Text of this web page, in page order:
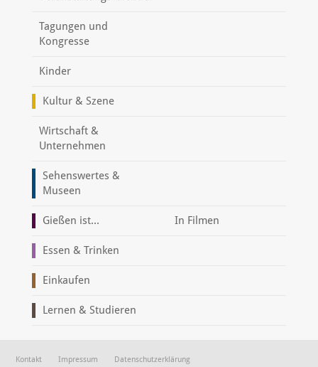
Tagungen und
Kongresse
Kinder
Kultur & Szene
Wirtschaft &
Unternehmen
Sehenswertes &
Museen
Gießen ist... In Filmen
Essen & Trinken
Einkaufen
Lernen & Studieren
Kontakt Impressum Datenschutzerklärung